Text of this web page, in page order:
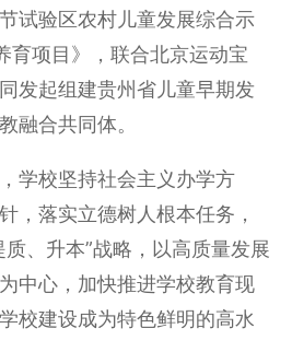
试验区农村儿童发展综合示
项目》，联合北京运动宝
发起组建贵州省儿童早期发
融合共同体。
学校坚持社会主义办学方
，落实立德树人根本任务，
、升本”战略，以高质量发展
中心，加快推进学校教育现
校建设成为特色鲜明的高水